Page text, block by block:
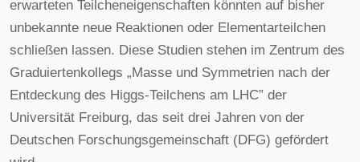
erwarteten Teilcheneigenschaften könnten auf bisher
unbekannte neue Reaktionen oder Elementarteilchen
schließen lassen. Diese Studien stehen im Zentrum des
Graduiertenkollegs „Masse und Symmetrien nach der
Entdeckung des Higgs-Teilchens am LHC” der
Universität Freiburg, das seit drei Jahren von der
Deutschen Forschungsgemeinschaft (DFG) gefördert